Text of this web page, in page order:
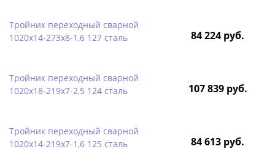
Тройник переходный сварной
1020х14-273х8-1,6 127 сталь
84 224 руб.
Тройник переходный сварной
1020х18-219х7-2,5 124 сталь
107 839 руб.
Тройник переходный сварной
1020х14-219х7-1,6 125 сталь
84 613 руб.